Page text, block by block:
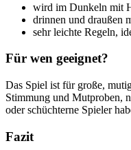
wird im Dunkeln mit
drinnen und draußen
sehr leichte Regeln,
Für wen geeignet?
Das Spiel ist für große,
Stimmung und Mutproben,
oder schüchterne Spieler
Fazit